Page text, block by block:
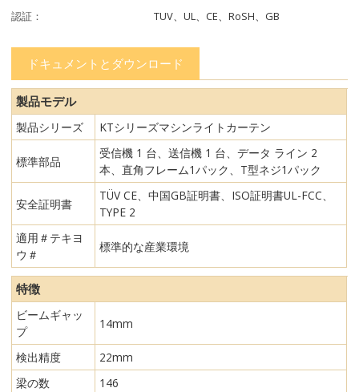
認証：
TUV、UL、CE、RoSH、GB
ドキュメントとダウンロード
製品モデル
製品シリーズ KTシリーズマシンライトカーテン
標準部品
受信機 1 台、送信機 1 台、データ ライン 2
本、直角フレーム1パック、T型ネジ1パック
安全証明書
TÜV CE、中国GB証明書、ISO証明書UL-FCC、
TYPE 2
適用＃テキヨ
ウ＃
標準的な産業環境
特徴
ビームギャッ
プ
14mm
検出精度
22mm
梁の数
146